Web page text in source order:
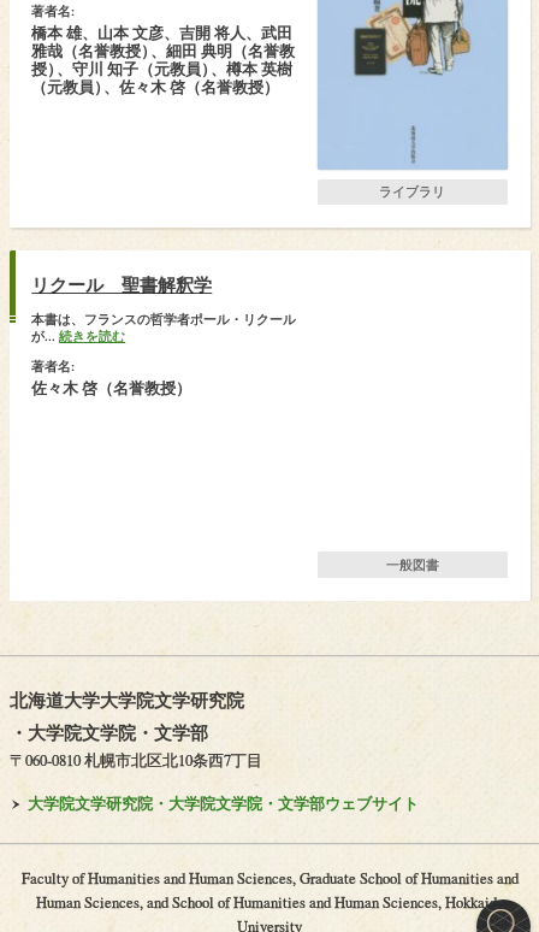
著者名:
橋本 雄、山本 文彦、吉開 将人、武田
雅哉（名誉教授） 、細田 典明（名誉教
授） 、守川 知子（元教員） 、樽本 英樹
（元教員） 、佐々木 啓（名誉教授）
ライブラリ
リクール 聖書解釈学
本書は、フランスの哲学者ポール・リクール
が...続きを読む
著者名:
佐々木 啓（名誉教授）
一般図書
北海道大学大学院文学研究院
・ 大学院文学院・ 文学部
〒060-0810 札幌市北区北10条西7丁目
大学院文学研究院・ 大学院文学院・ 文学部ウェブサイト
Faculty of Humanities and Human Sciences, Graduate School of Humanities and
Human Sciences, and School of Humanities and Human Sciences, Hokkaido
University